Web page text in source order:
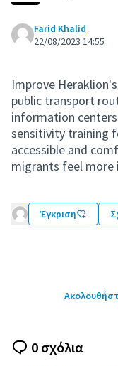
Farid Khalid
22/08/2023 14:55
Improve
public transport
information
sensitivity training
accessible and
migrants feel
Έγκριση
0 σχόλια